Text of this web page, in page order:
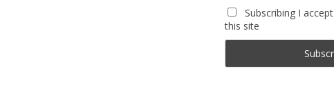
Subscribing I
this site